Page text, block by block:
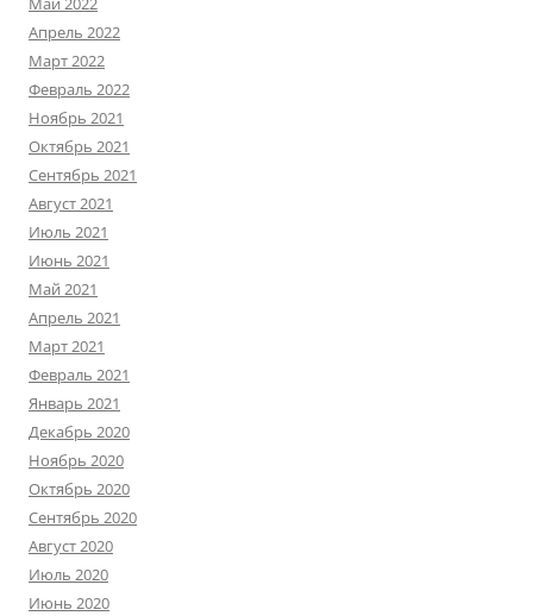
Апрель 2022
Март 2022
Февраль 2022
Ноябрь 2021
Октябрь 2021
Сентябрь 2021
Август 2021
Июль 2021
Июнь 2021
Май 2021
Апрель 2021
Март 2021
Февраль 2021
Январь 2021
Декабрь 2020
Ноябрь 2020
Октябрь 2020
Сентябрь 2020
Август 2020
Июль 2020
Июнь 2020